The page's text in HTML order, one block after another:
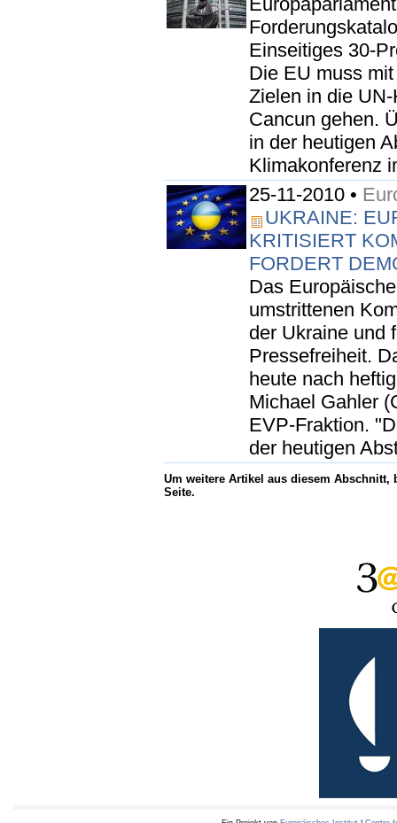
Einseitiges 30-
Die EU muss
Zielen in die
Cancun gehen.
in der heutigen
Klimakonferenz
25-11-2010 •
UKRAINE:
KRITISIERT
FORDERT
Das
umstrittenen
der Ukraine und
Pressefreiheit.
heute nach
Michael Gahler
EVP-Fraktion.
der heutigen
Um weitere Artikel aus diesem Abschnitt,
Seite.